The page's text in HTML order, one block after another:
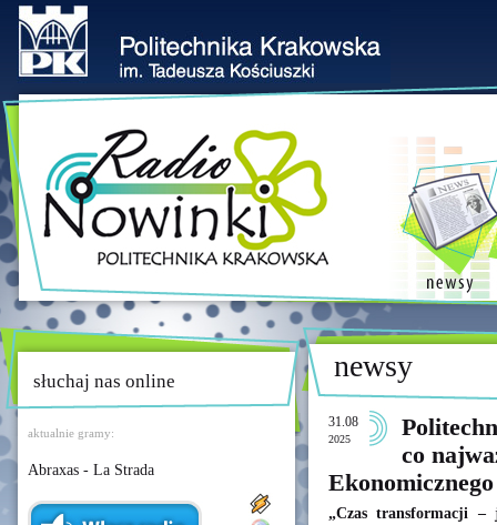
słuchaj nas online
aktualnie gramy:
Abraxas - La Strada
newsy
31.08
2025
co
„Czas transformacji –